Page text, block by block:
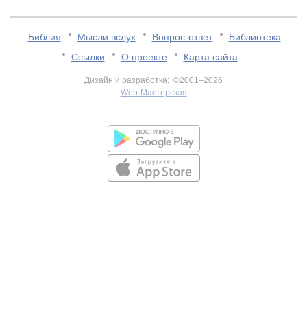
Библия Мысли вслух Вопрос-ответ
Библиотека
Ссылки
О проекте Карта сайта
Дизайн и разработка: ©2001–2026
Web-Мастерская